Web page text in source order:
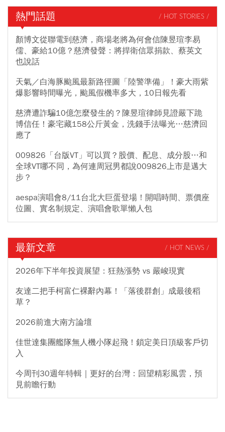
熱門話題 / HOT STORIES /
顏博文從聯電到慈濟，商場老將為何會信陳昱瑄李易
儒、豪給10億？慈濟發聲：將捍衛信眾捐款、蔡英文
也說話
天氣／白海豚颱風最新路徑圖「陸警準備」！豪大雨紫
爆影響時間曝光，颱風假機率多大，10日報先看
慈濟遭詐騙10億怎麼發生的？陳昱瑄律師見證嚴下跪
博信任！豪宅藏158公斤黃金，洗錢手法曝光…慈濟回
應了
009826「台版VT」可以買？股價、配息、成分股…和
全球VT哪不同，為何連周冠男都說009826上市是邁大
步？
aespa演唱會8/11台北大巨蛋登場！開唱時間、票價座
位圖、實名制規定、演唱會歌單懶人包
最新文章 / HOT NEWS /
2026年下半年投資展望：狂熱漲勢 vs 嚴峻現實
友達二把手柯富仁裸辭內幕！「落後群創」成最後稻
草？
2026前進大南方論壇
佳世達集團艦隊無人機小隊起飛！鎖定美日頂級客戶切
入
今周刊30週年特輯｜更好的台灣：回望精彩風雲，預
見前瞻行動